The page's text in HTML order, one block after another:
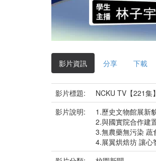
影片資訊 分享 下載
影片標題:
NCKU TV【221集
影片說明:
1.歷史文物館展新
2.與國實院合作建
3.無農藥無污染 蔬
4.展翼烘焙坊 讓心